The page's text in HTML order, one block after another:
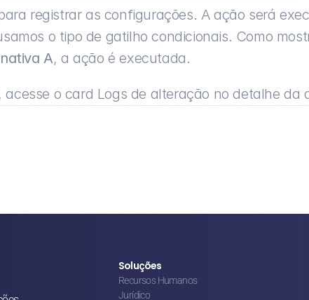
registrar as configurações. A ação será
o tipo de gatilho condicionais. Como
A, a ação é executada.
acesse o card Logs de alteração no detalhe da
Soluções
Recursos Humanos
Jurídico